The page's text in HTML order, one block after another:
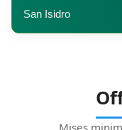
San Isidro